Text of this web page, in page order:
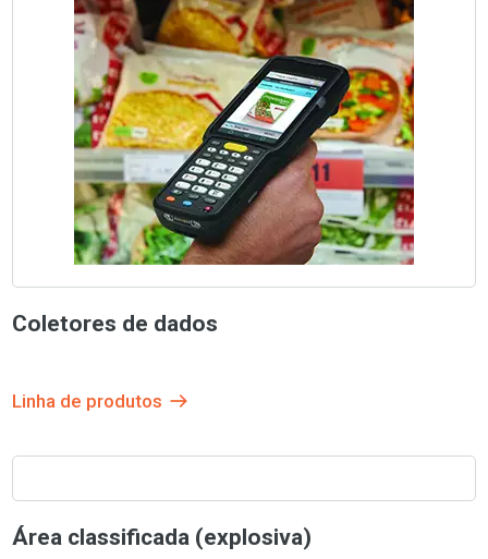
Coletores de dados
Linha de produtos
Área classificada (explosiva)